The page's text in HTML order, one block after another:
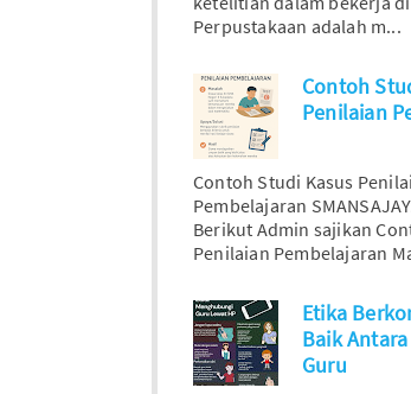
Perpustakaan adalah m...
Contoh
Penilaian
Contoh Studi Kasus
Pembelajaran
Berikut Admin sajikan
Penilaian Pembelajaran
Etika
Baik
Guru